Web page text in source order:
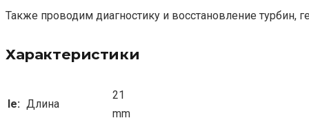
Также проводим диагностику и восстановление турбин,
Характеристики
le: Длина
21
mm